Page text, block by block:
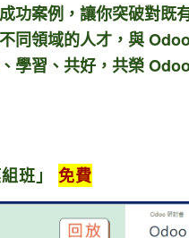
功案例，讓你突破對既
同領域的人才， 與 O
學習、共好，共榮
班」 免費